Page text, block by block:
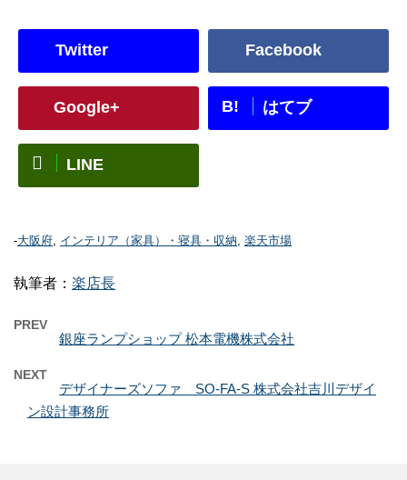
Twitter Facebook
Google+ B! はてブ
LINE
-大阪府, インテリア（家具）・寝具・収納, 楽天市場
執筆者： 楽店長
PREV
銀座ランプショップ 松本電機株式会社
NEXT
デザイナーズソファ SO-FA-S 株式会社吉川デザイ
ン設計事務所